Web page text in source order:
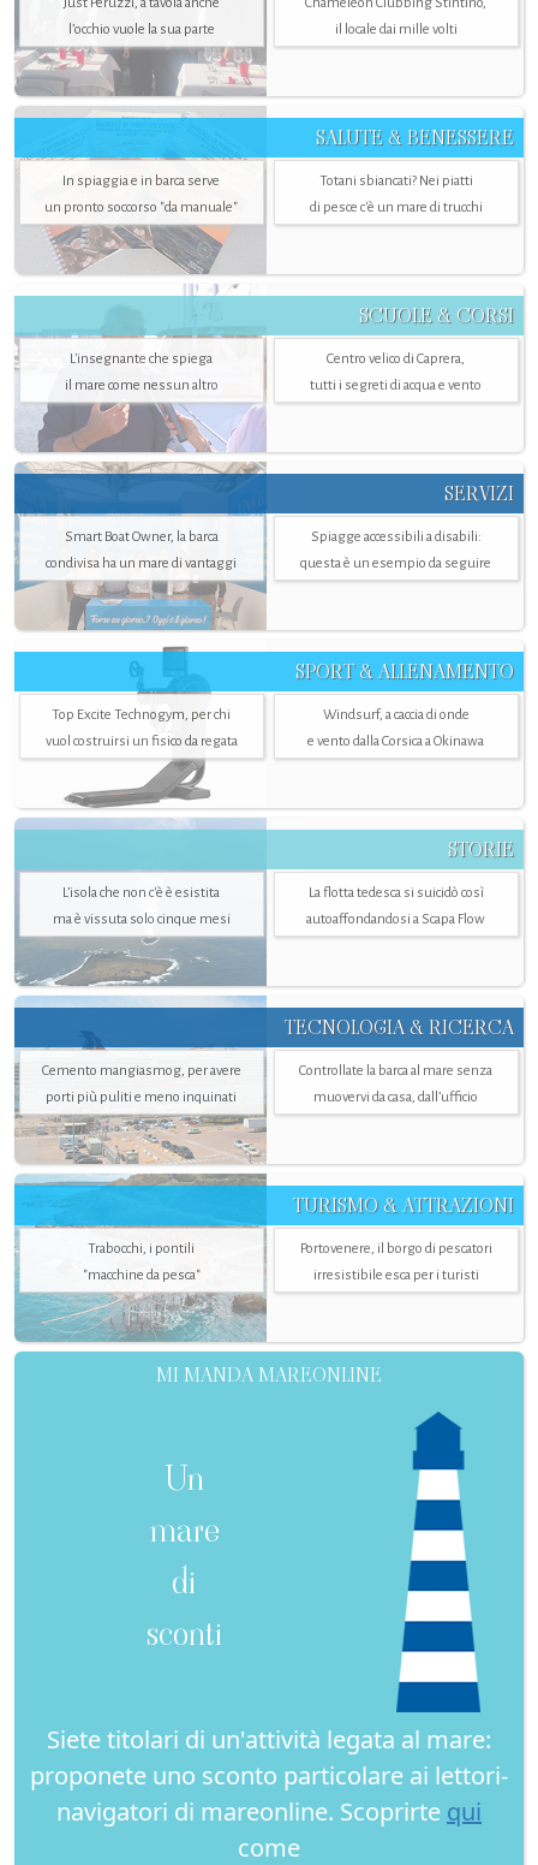
l’occhio vuole la sua parte
il locale dai mille volti
SALUTE & BENESSERE
In spiaggia e in barca serve
un pronto soccorso "da manuale"
Totani sbiancati? Nei piatti
di pesce c'è un mare di trucchi
SCUOLE & CORSI
L'insegnante che spiega
il mare come nessun altro
Centro velico di Caprera,
tutti i segreti di acqua e vento
SERVIZI
Smart Boat Owner, la barca
condivisa ha un mare di vantaggi
Spiagge accessibili a disabili:
questa è un esempio da seguire
SPORT & ALLENAMENTO
Top Excite Technogym, per chi
vuol costruirsi un fisico da regata
Windsurf, a caccia di onde
e vento dalla Corsica a Okinawa
STORIE
L’isola che non c'è è esistita
ma è vissuta solo cinque mesi
La flotta tedesca si suicidò così
autoaffondandosi a Scapa Flow
TECNOLOGIA & RICERCA
Cemento mangiasmog, per avere
porti più puliti e meno inquinati
Controllate la barca al mare senza
muovervi da casa, dall’ufficio
TURISMO & ATTRAZIONI
Trabocchi, i pontili
"macchine da pesca"
Portovenere, il borgo di pescatori
irresistibile esca per i turisti
MI MANDA MAREONLINE
Un
mare
di
sconti
Siete titolari di un'attività legata al mare:
proponete uno sconto particolare ai lettori-
navigatori di mareonline. Scoprirte qui
come